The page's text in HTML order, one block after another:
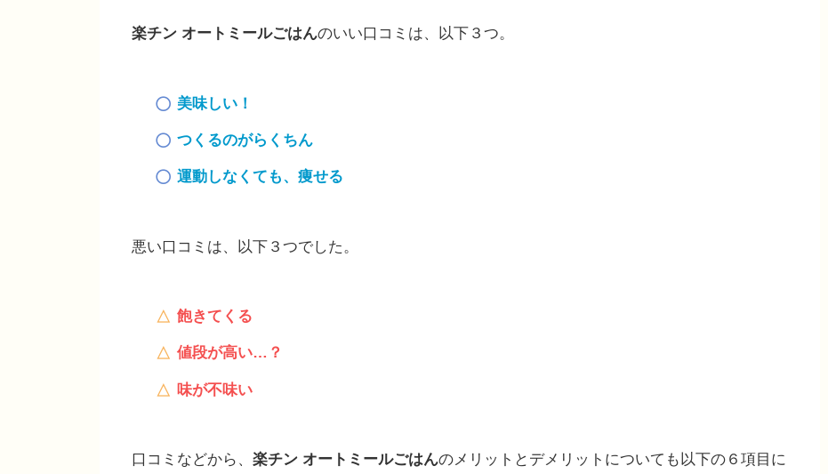
楽チン オートミールごはんのいい口コミは、以下３つ。
美味しい！
つくるのがらくちん
運動しなくても、痩せる
悪い口コミは、以下３つでした。
飽きてくる
値段が高い…？
味が不味い
口コミなどから、 楽チン オートミールごはんのメリットとデメリットについても以下の６項目に